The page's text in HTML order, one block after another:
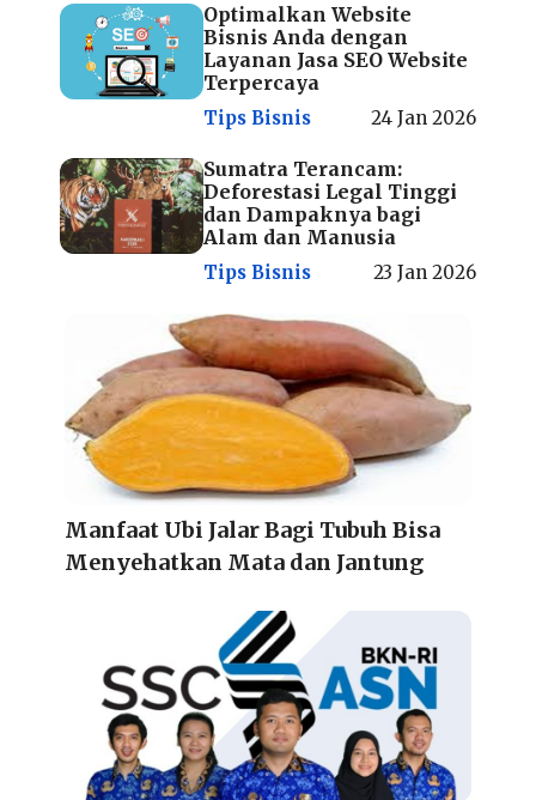
Optimalkan Website
Bisnis Anda dengan
Layanan Jasa SEO Website
Terpercaya
Tips Bisnis 24 Jan 2026
Sumatra Terancam:
Deforestasi Legal Tinggi
dan Dampaknya bagi
Alam dan Manusia
Tips Bisnis 23 Jan 2026
Manfaat Ubi Jalar Bagi Tubuh Bisa
Menyehatkan Mata dan Jantung